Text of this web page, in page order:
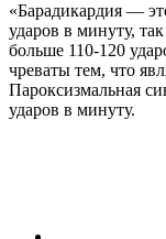
«Барадикардия —
ударов в минуту,
больше 110-120
чреваты тем, что
Пароксизмальная
ударов в минуту.